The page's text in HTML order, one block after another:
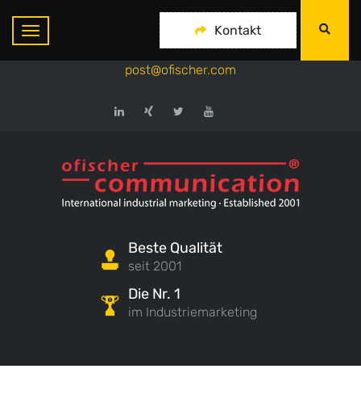
ofischer communication
+49-175-718 444 1
post@ofischer.com
Beste Qualität
seit 2001
Die Nr. 1
im Industriemarketing
Kontakt